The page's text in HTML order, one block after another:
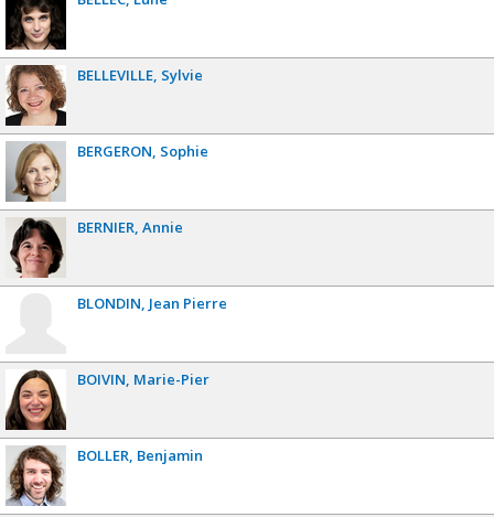
BELLEVILLE Sylvie
BERGERON Sophie
BERNIER Annie
BLONDIN Jean Pierre
BOIVIN Marie-Pier
BOLLER Benjamin